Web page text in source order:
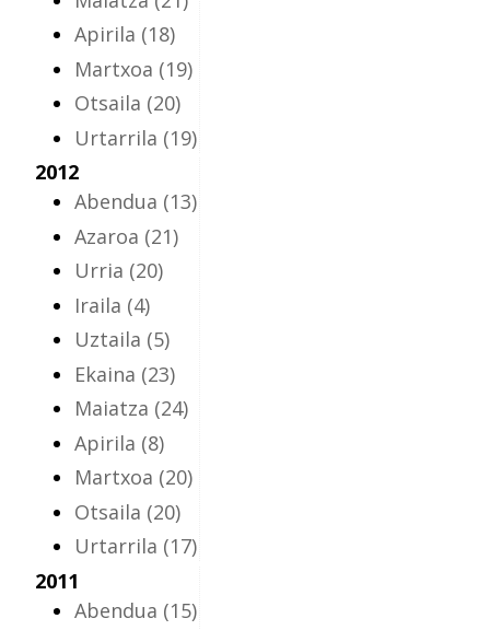
Apirila (18)
Martxoa (19)
Otsaila (20)
Urtarrila (19)
2012
Abendua (13)
Azaroa (21)
Urria (20)
Iraila (4)
Uztaila (5)
Ekaina (23)
Maiatza (24)
Apirila (8)
Martxoa (20)
Otsaila (20)
Urtarrila (17)
2011
Abendua (15)